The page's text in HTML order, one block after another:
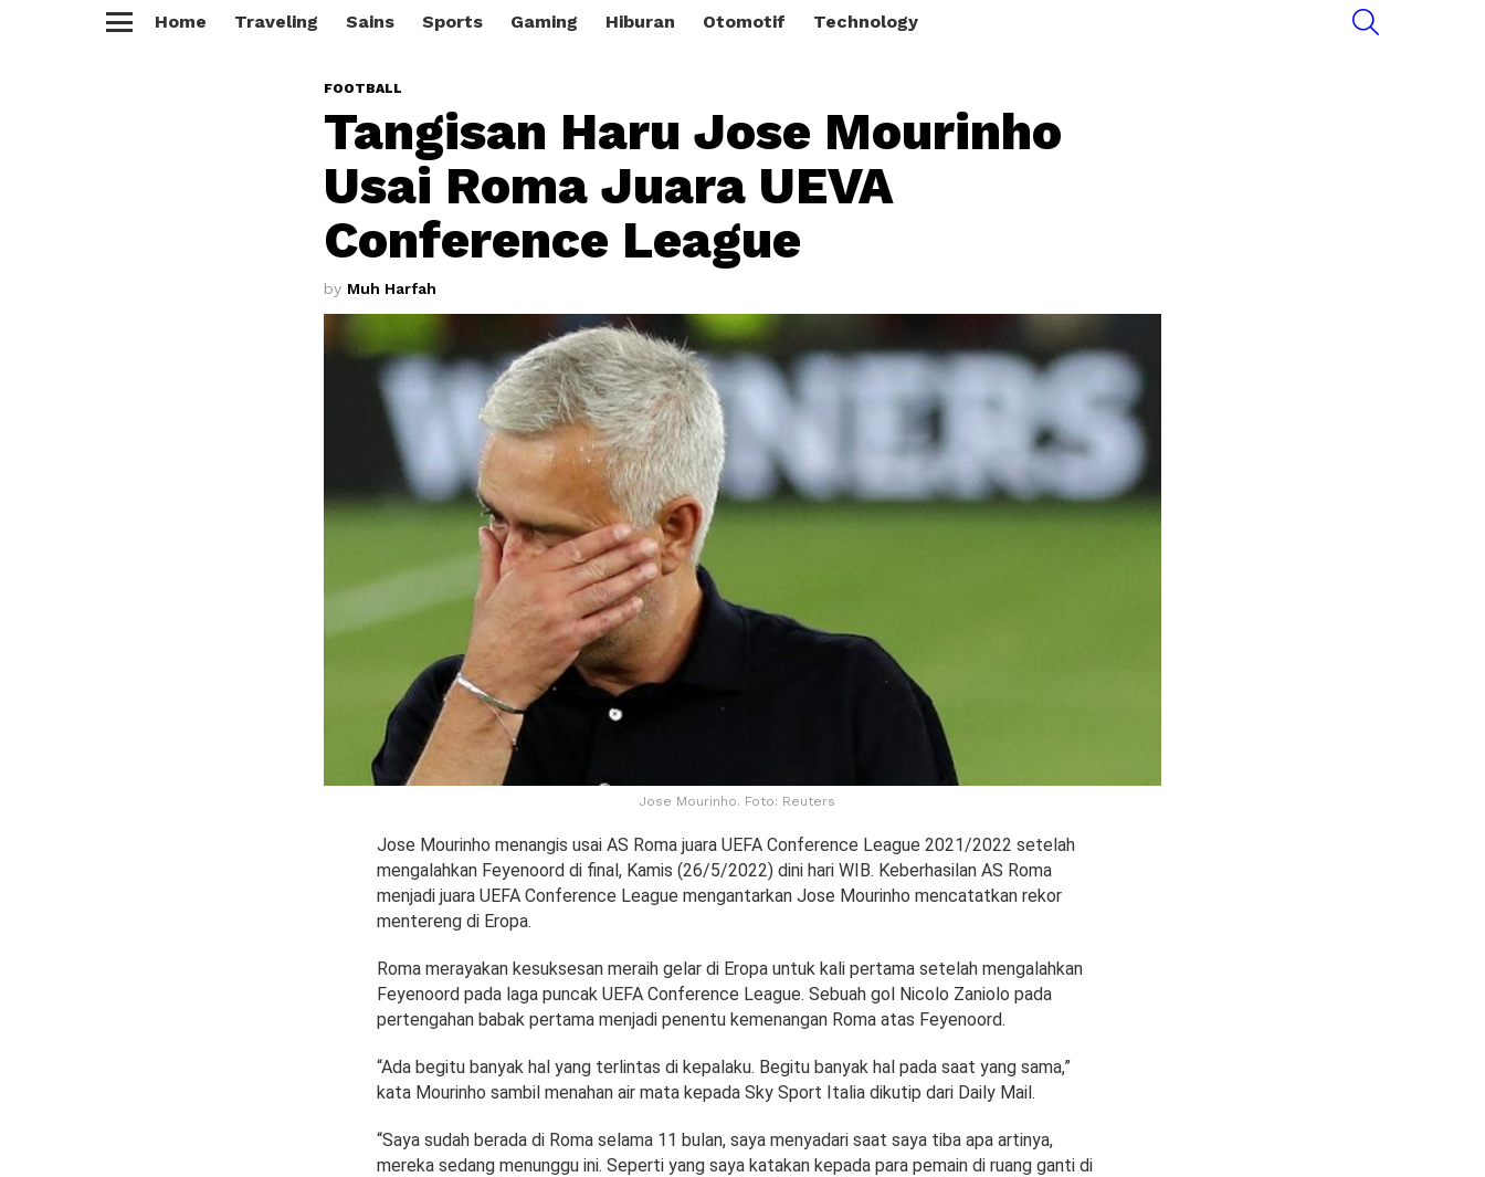
Home Traveling Sains Sports Gaming Hiburan Otomotif Technology
FOOTBALL
Tangisan Haru Jose Mourinho
Usai Roma Juara UEVA
Conference League
by Muh Harfah
Jose Mourinho. Foto: Reuters
Jose Mourinho menangis usai AS Roma juara UEFA Conference League 2021/2022 setelah
mengalahkan Feyenoord di final, Kamis (26/5/2022) dini hari WIB. Keberhasilan AS Roma
menjadi juara UEFA Conference League mengantarkan Jose Mourinho mencatatkan rekor
mentereng di Eropa.
Roma merayakan kesuksesan meraih gelar di Eropa untuk kali pertama setelah mengalahkan
Feyenoord pada laga puncak UEFA Conference League. Sebuah gol Nicolo Zaniolo pada
pertengahan babak pertama menjadi penentu kemenangan Roma atas Feyenoord.
“Ada begitu banyak hal yang terlintas di kepalaku. Begitu banyak hal pada saat yang sama,”
kata Mourinho sambil menahan air mata kepada Sky Sport Italia dikutip dari Daily Mail.
“Saya sudah berada di Roma selama 11 bulan, saya menyadari saat saya tiba apa artinya,
mereka sedang menunggu ini. Seperti yang saya katakan kepada para pemain di ruang ganti di